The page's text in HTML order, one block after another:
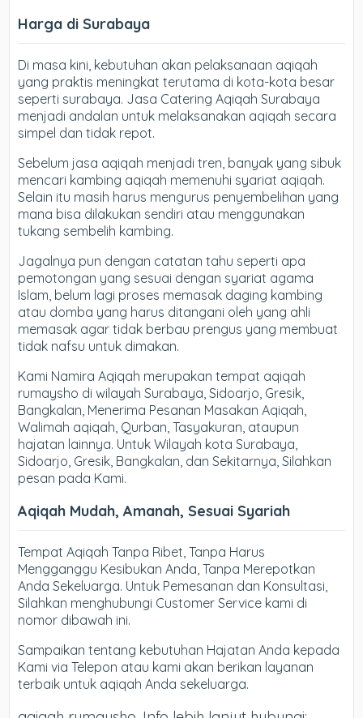
Harga di Surabaya
Di masa kini, kebutuhan akan pelaksanaan aqiqah
yang praktis meningkat terutama di kota-kota besar
seperti surabaya. Jasa Catering Aqiqah Surabaya
menjadi andalan untuk melaksanakan aqiqah secara
simpel dan tidak repot.
Sebelum jasa aqiqah menjadi tren, banyak yang sibuk
mencari kambing aqiqah memenuhi syariat aqiqah.
Selain itu masih harus mengurus penyembelihan yang
mana bisa dilakukan sendiri atau menggunakan
tukang sembelih kambing.
Jagalnya pun dengan catatan tahu seperti apa
pemotongan yang sesuai dengan syariat agama
Islam, belum lagi proses memasak daging kambing
atau domba yang harus ditangani oleh yang ahli
memasak agar tidak berbau prengus yang membuat
tidak nafsu untuk dimakan.
Kami Namira Aqiqah merupakan tempat aqiqah
rumaysho di wilayah Surabaya, Sidoarjo, Gresik,
Bangkalan, Menerima Pesanan Masakan Aqiqah,
Walimah aqiqah, Qurban, Tasyakuran, ataupun
hajatan lainnya. Untuk Wilayah kota Surabaya,
Sidoarjo, Gresik, Bangkalan, dan Sekitarnya, Silahkan
pesan pada Kami.
Aqiqah Mudah, Amanah, Sesuai Syariah
Tempat Aqiqah Tanpa Ribet, Tanpa Harus
Mengganggu Kesibukan Anda, Tanpa Merepotkan
Anda Sekeluarga. Untuk Pemesanan dan Konsultasi,
Silahkan menghubungi Customer Service kami di
nomor dibawah ini.
Sampaikan tentang kebutuhan Hajatan Anda kepada
Kami via Telepon atau kami akan berikan layanan
terbaik untuk aqiqah Anda sekeluarga.